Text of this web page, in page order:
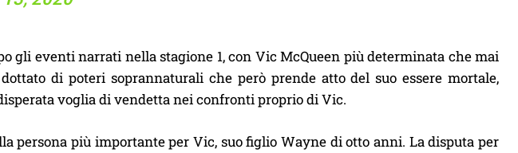
gli eventi narrati nella stagione 1, con Vic McQueen più determinata che mai
di poteri soprannaturali che però prende atto del suo essere mortale,
voglia di vendetta nei confronti proprio di Vic.
persona più importante per Vic, suo figlio Wayne di otto anni. La disputa per